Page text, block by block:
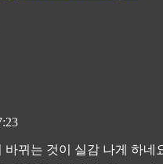
바뀌는 것이 실감 나게 하네